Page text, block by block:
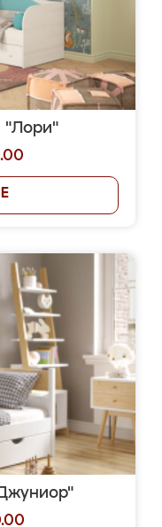
"Лори"